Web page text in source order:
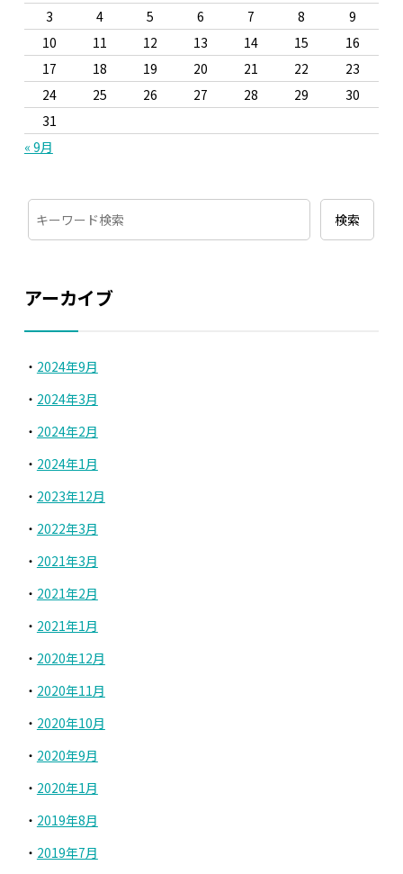
3 4 5 6 7 8
9
10
11 12 13 14 15
16
17
18 19 20 21 22
23
24
25 26 27 28 29
30
31
« 9月
アーカイブ
2024年9月
2024年3月
2024年2月
2024年1月
2023年12月
2022年3月
2021年3月
2021年2月
2021年1月
2020年12月
2020年11月
2020年10月
2020年9月
2020年1月
2019年8月
2019年7月